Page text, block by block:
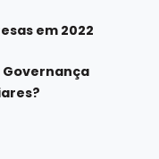
em 2022
Governança